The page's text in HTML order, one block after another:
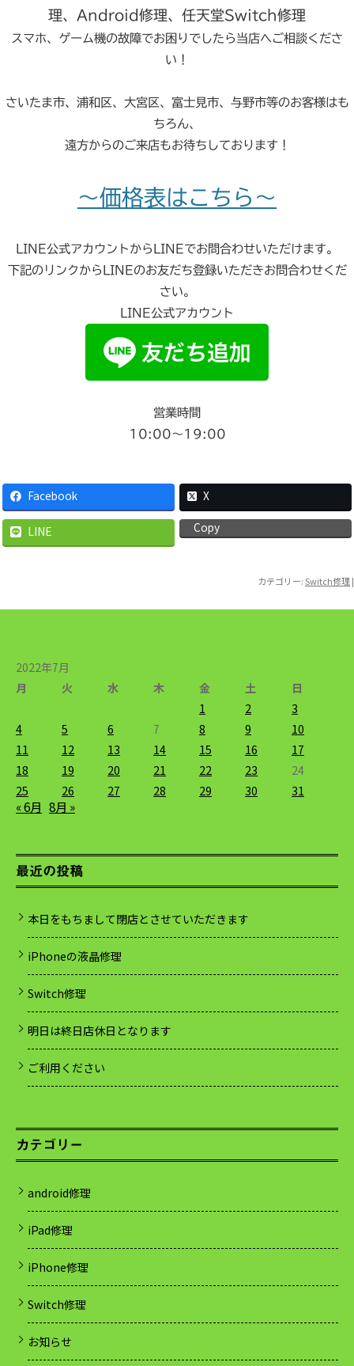
理、Android修理、任天堂Switch修理
スマホ、ゲーム機の故障でお困りでしたら当店へご相談くださ
い！
さいたま市、浦和区、大宮区、富士見市、与野市等のお客様はも
ちろん、
遠方からのご来店もお待ちしております！
～価格表はこちら～
LINE公式アカウントからLINEでお問合わせいただけます。
下記のリンクからLINEのお友だち登録いただきお問合わせくだ
さい。
LINE公式アカウント
営業時間
10:00〜19:00
Facebook X
LINE Copy
カテゴリー: Switch修理|
2022年7月
月
火 水 木 金 土
日
1
2
3
4
5 6 7 8 9
10
11
12 13 14 15 16
17
18
19 20 21 22 23
24
25
26 27 28 29 30 31
« 6月 8月 »
最近の投稿
本日をもちまして閉店とさせていただきます
iPhoneの液晶修理
Switch修理
明日は終日店休日となります
ご利用ください
カテゴリー
android修理
iPad修理
iPhone修理
Switch修理
お知らせ